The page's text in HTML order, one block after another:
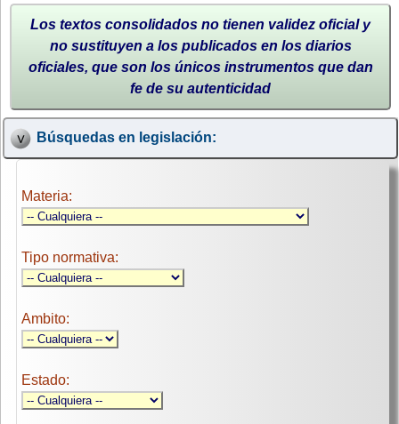
Los textos consolidados no tienen validez oficial y
no sustituyen a los publicados en los diarios
oficiales, que son los únicos instrumentos que dan
fe de su autenticidad
Búsquedas en legislación:
Materia:
Tipo normativa:
Ambito:
Estado: